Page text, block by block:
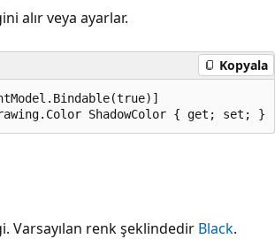
alır veya ayarlar.
Kopyala
ShadowColor { get; set; }
Varsayılan renk şeklindedir Black.